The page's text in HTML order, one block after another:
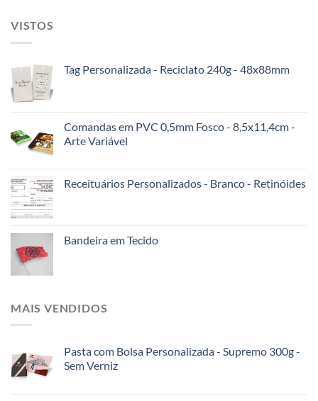
VISTOS
Tag Personalizada - Reciclato 240g - 48x88mm
Comandas em PVC 0,5mm Fosco - 8,5x11,4cm -
Arte Variável
Receituários Personalizados - Branco - Retinóides
Bandeira em Tecido
MAIS VENDIDOS
Pasta com Bolsa Personalizada - Supremo 300g -
Sem Verniz